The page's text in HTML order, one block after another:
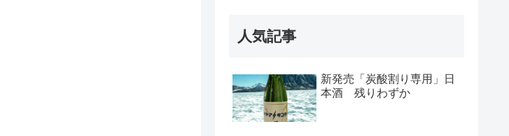
人気記事
新発売「炭酸割り専用」日
本酒 残りわずか